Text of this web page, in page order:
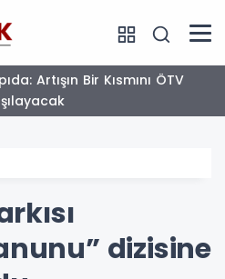
dizisine